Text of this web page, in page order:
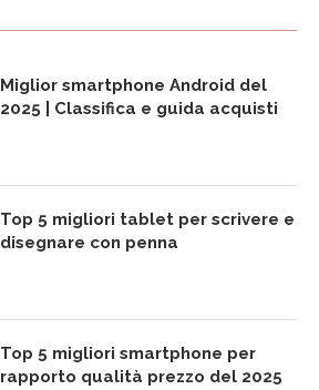
Miglior smartphone Android del
2025 | Classifica e guida acquisti
Top 5 migliori tablet per scrivere e
disegnare con penna
Top 5 migliori smartphone per
rapporto qualità prezzo del 2025